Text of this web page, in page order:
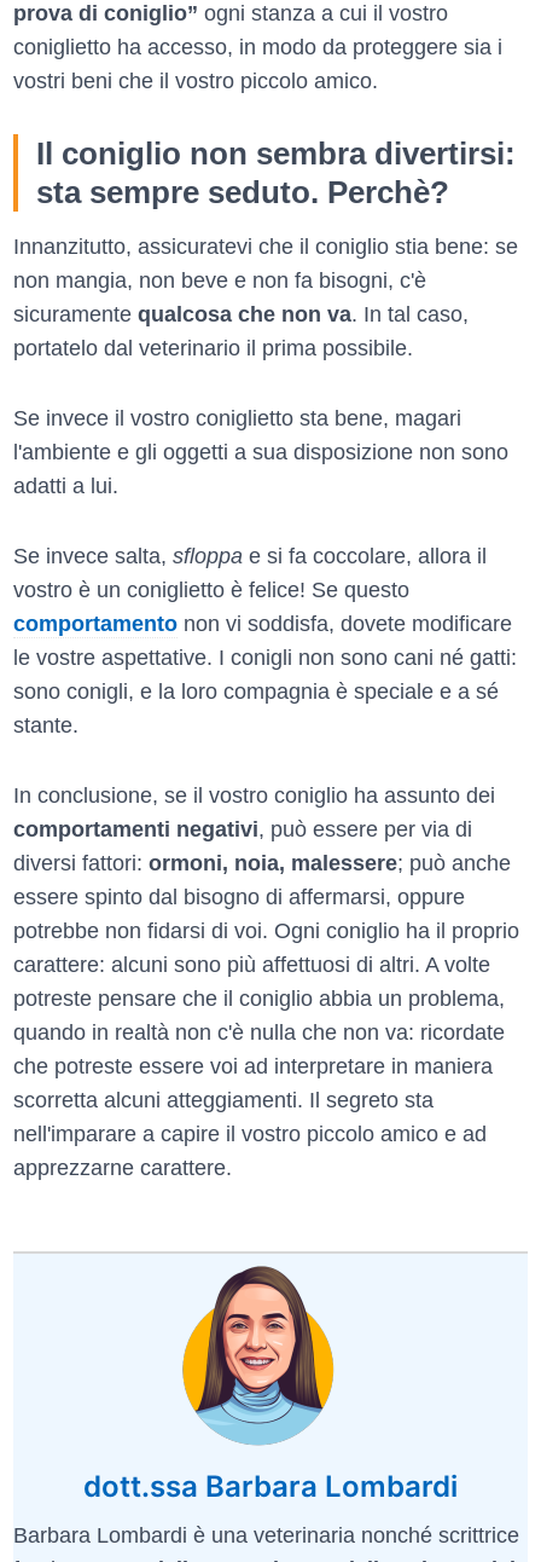
prova di coniglio” ogni stanza a cui il vostro
coniglietto ha accesso, in modo da proteggere sia i
vostri beni che il vostro piccolo amico.
Il coniglio non sembra divertirsi:
sta sempre seduto. Perchè?
Innanzitutto, assicuratevi che il coniglio stia bene: se
non mangia, non beve e non fa bisogni, c'è
sicuramente qualcosa che non va. In tal caso,
portatelo dal veterinario il prima possibile.
Se invece il vostro coniglietto sta bene, magari
l'ambiente e gli oggetti a sua disposizione non sono
adatti a lui.
Se invece salta, sfloppa e si fa coccolare, allora il
vostro è un coniglietto è felice! Se questo
comportamento non vi soddisfa, dovete modificare
le vostre aspettative. I conigli non sono cani né gatti:
sono conigli, e la loro compagnia è speciale e a sé
stante.
In conclusione, se il vostro coniglio ha assunto dei
comportamenti negativi, può essere per via di
diversi fattori: ormoni, noia, malessere; può anche
essere spinto dal bisogno di affermarsi, oppure
potrebbe non fidarsi di voi. Ogni coniglio ha il proprio
carattere: alcuni sono più affettuosi di altri. A volte
potreste pensare che il coniglio abbia un problema,
quando in realtà non c'è nulla che non va: ricordate
che potreste essere voi ad interpretare in maniera
scorretta alcuni atteggiamenti. Il segreto sta
nell'imparare a capire il vostro piccolo amico e ad
apprezzarne carattere.
dott.ssa Barbara Lombardi
Barbara Lombardi è una veterinaria nonché scrittrice